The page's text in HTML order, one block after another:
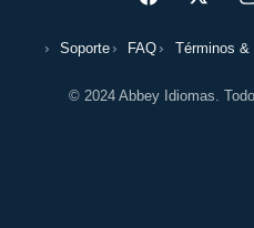
Soporte FAQ Términos &
© 2024 Abbey Idiomas.